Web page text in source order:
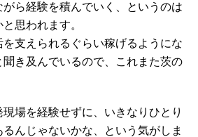
ら経験を積んでいく、というのは
思われます。
支えられるぐらい稼げるようにな
き及んでいるので、これまた茨の
場を経験せずに、いきなりひとり
んじゃないかな、という気がしま